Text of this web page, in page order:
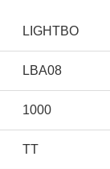
LIGHTBO
LBA08
1000
ΤΤ